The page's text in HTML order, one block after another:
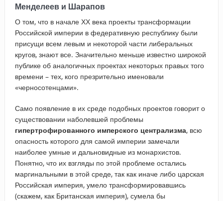
Менделеев и Шарапов
О том, что в начале ХХ века проекты трансформации
Российской империи в федеративную республику были
присущи всем левым и некоторой части либеральных
кругов, знают все. Значительно меньше известно широкой
публике об аналогичных проектах некоторых правых того
времени – тех, кого презрительно именовали
«черносотенцами».
Само появление в их среде подобных проектов говорит о
существовании наболевшей проблемы
гипертрофированного имперского централизма, всю
опасность которого для самой империи замечали
наиболее умные и дальновидные из монархистов.
Понятно, что их взгляды по этой проблеме остались
маргинальными в этой среде, так как иначе либо царская
Российская империя, умело трансформировавшись
(скажем, как Британская империя), сумела бы